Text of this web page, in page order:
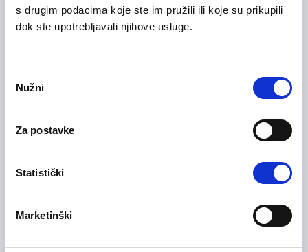
s drugim podacima koje ste im pružili ili koje su prikupili
dok ste upotrebljavali njihove usluge.
Selection
Nužni
Za postavke
Statistički
Marketinški
Kontrolor glasačkih listića
27/07/2026
10/07/2026
Administracija / uredski poslovi